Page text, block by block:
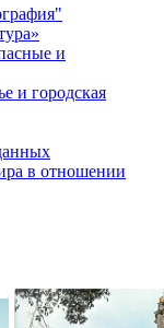
и
и городская
в отношении